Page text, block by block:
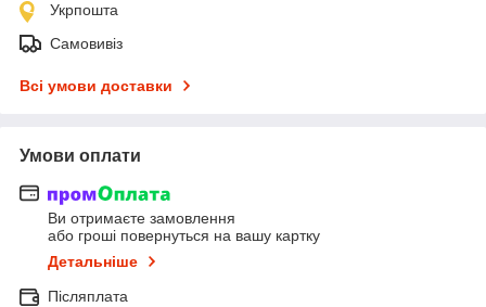
Укрпошта
Самовивіз
Всі умови доставки
Умови оплати
Ви отримаєте замовлення
або гроші повернуться на вашу картку
Детальніше
Післяплата